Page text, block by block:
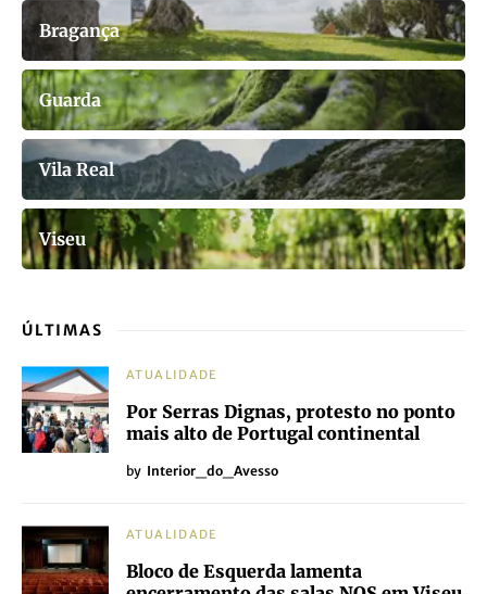
Bragança
Guarda
Vila Real
Viseu
ÚLTIMAS
ATUALIDADE
Por Serras Dignas, protesto no ponto
mais alto de Portugal continental
by Interior_do_Avesso
ATUALIDADE
Bloco de Esquerda lamenta